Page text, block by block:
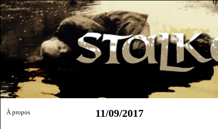
À propos
11/09/2017